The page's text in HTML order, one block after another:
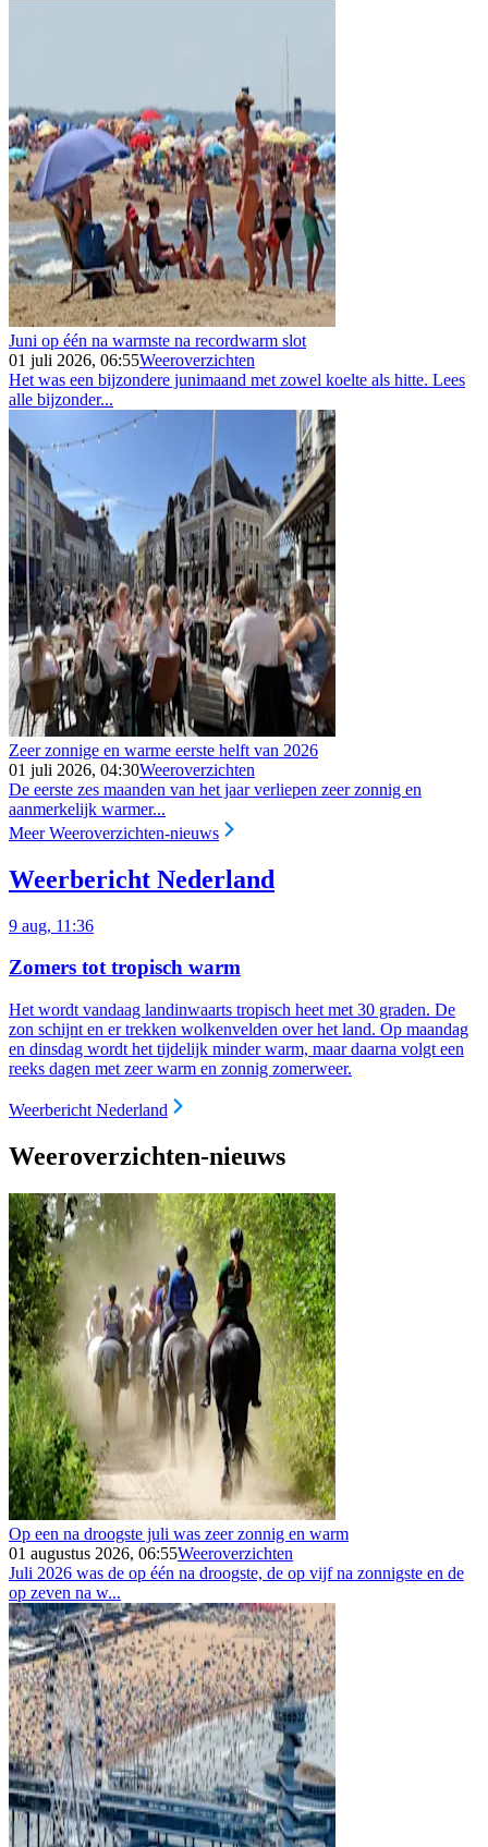
Juni op één na warmste na recordwarm slot
01 juli 2026, 06:55Weeroverzichten
Het was een bijzondere junimaand met zowel koelte als hitte. Lees
alle bijzonder...
Zeer zonnige en warme eerste helft van 2026
01 juli 2026, 04:30Weeroverzichten
De eerste zes maanden van het jaar verliepen zeer zonnig en
aanmerkelijk warmer...
Meer Weeroverzichten-nieuws
Weerbericht Nederland
9 aug, 11:36
Zomers tot tropisch warm
Het wordt vandaag landinwaarts tropisch heet met 30 graden. De
zon schijnt en er trekken wolkenvelden over het land. Op maandag
en dinsdag wordt het tijdelijk minder warm, maar daarna volgt een
reeks dagen met zeer warm en zonnig zomerweer.
Weerbericht Nederland
Weeroverzichten-nieuws
Op een na droogste juli was zeer zonnig en warm
01 augustus 2026, 06:55Weeroverzichten
Juli 2026 was de op één na droogste, de op vijf na zonnigste en de
op zeven na w...